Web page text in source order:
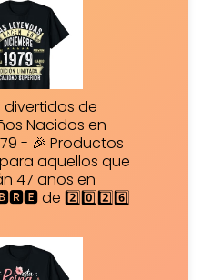
divertidos de
Nacidos en
- 🎉 Productos
aquellos que
47 años en
de 2️⃣0️⃣2️⃣6️⃣